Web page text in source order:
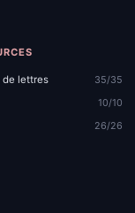
de lettres
35/35
10/10
26/26